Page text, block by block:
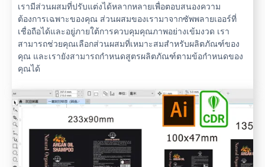
เรามีส่วนผสมที่ปรับแต่งได้หลากหลายเพื่อตอบสนองความ
ต้องการเฉพาะของคุณ ส่วนผสมของเรามาจากซัพพลายเออร์ที่
เชื่อถือได้และอยู่ภายใต้การควบคุมคุณภาพอย่างเข้มงวด เรา
สามารถช่วยคุณเลือกส่วนผสมที่เหมาะสมสำหรับผลิตภัณฑ์ของ
คุณ และเรายังสามารถกำหนดสูตรผลิตภัณฑ์ตามข้อกำหนดของ
คุณได้